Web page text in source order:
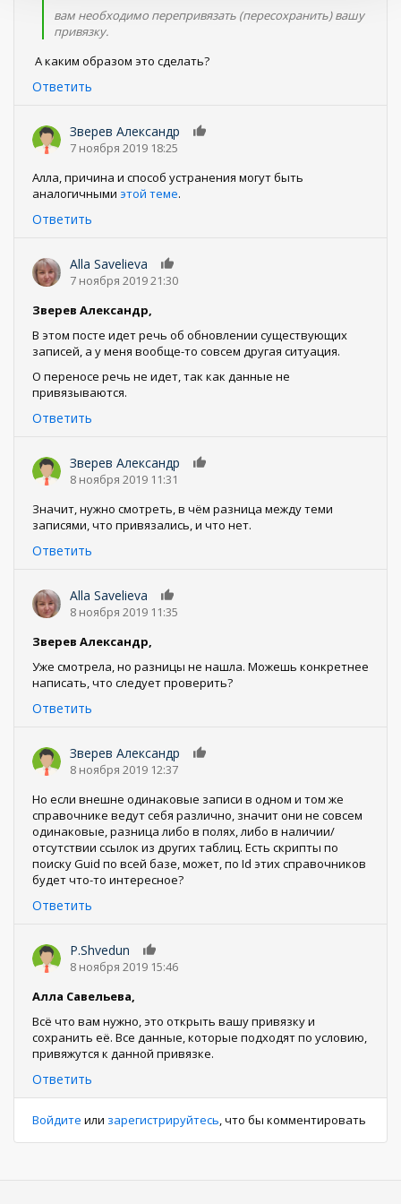
вам необходимо перепривязать (пересохранить) вашу
привязку.
А каким образом это сделать?
Ответить
Зверев Александр
7 ноября 2019 18:25
Алла, причина и способ устранения могут быть
аналогичными этой теме.
Ответить
Alla Savelieva
7 ноября 2019 21:30
Зверев Александр,
В этом посте идет речь об обновлении существующих
записей, а у меня вообще-то совсем другая ситуация.
О переносе речь не идет, так как данные не
привязываются.
Ответить
Зверев Александр
8 ноября 2019 11:31
Значит, нужно смотреть, в чём разница между теми
записями, что привязались, и что нет.
Ответить
Alla Savelieva
8 ноября 2019 11:35
Зверев Александр,
Уже смотрела, но разницы не нашла. Можешь конкретнее
написать, что следует проверить?
Ответить
Зверев Александр
8 ноября 2019 12:37
Но если внешне одинаковые записи в одном и том же
справочнике ведут себя различно, значит они не совсем
одинаковые, разница либо в полях, либо в наличии/
отсутствии ссылок из других таблиц. Есть скрипты по
поиску Guid по всей базе, может, по Id этих справочников
будет что-то интересное?
Ответить
P.Shvedun
8 ноября 2019 15:46
Алла Савельева,
Всё что вам нужно, это открыть вашу привязку и
сохранить её. Все данные, которые подходят по условию,
привяжутся к данной привязке.
Ответить
Войдите или зарегистрируйтесь, что бы комментировать